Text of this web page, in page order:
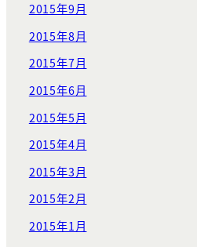
2015年9月
2015年8月
2015年7月
2015年6月
2015年5月
2015年4月
2015年3月
2015年2月
2015年1月